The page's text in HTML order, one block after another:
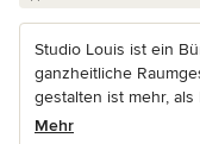
Studio Louis ist ein
ganzheitliche
gestalten ist mehr, als
Mehr